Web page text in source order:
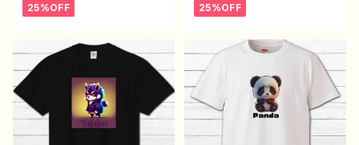
わ ゆるい ユニーク ネ
ー おすすめ 個性的 人
気 イラストレーター クリ
エイター 絵師 オリジナ
ル デザイン グッズ 半
袖シャツ デザイン コラ
ボ タイトル：豚王族（ホワ
25%OFF
かわ ゆるい ユニーク
ター おすすめ 個性的
人気 イラストレーター
クリエイター 絵師 オリ
ジナル デザイン グッ
ズ 半袖シャツ デザイ
ン コラボ 悪いことを言
25%OFF